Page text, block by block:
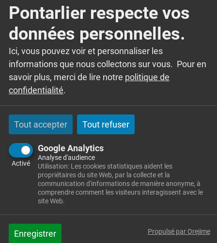
Pontarlier respecte vos
données personnelles.
Ici, vous pouvez voir et personnaliser les
informations que nous collectons sur vous. Pour en
savoir plus, merci de lire notre politique de
confidentialité.
Tout accepter Tout refuser
Google Analytics
Activé
Analyse d'audience
Utilisation: Les cookies statistiques aident les
propriétaires du site Web, par la collecte et la
communication d'informations de manière anonyme, à
comprendre comment les visiteurs interagissent avec le
site Web.
Enregistrer Propulsé par Orejime
Château de Joux 25300 LA CLUSE-ET-
MIJOUX
DÉMARCHES
Maison
Contrat eau &
assainissement
Voir la démarche en ligne